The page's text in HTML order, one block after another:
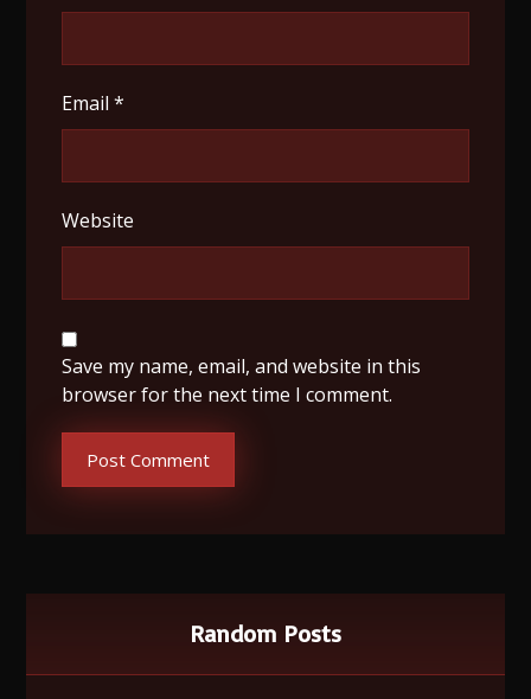
Email*
Website
Save my name, email, and website in this
browser for the next time I comment.
Post Comment
Random Posts